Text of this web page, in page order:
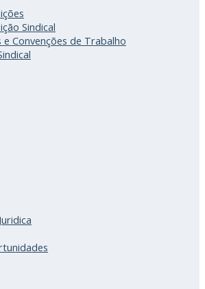
Sindical
e Convenções de Trabalho